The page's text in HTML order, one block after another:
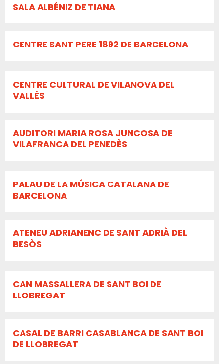
SALA ALBÉNIZ DE TIANA
CENTRE SANT PERE 1892 DE BARCELONA
CENTRE CULTURAL DE VILANOVA DEL
VALLÉS
AUDITORI MARIA ROSA JUNCOSA DE
VILAFRANCA DEL PENEDÈS
PALAU DE LA MÚSICA CATALANA DE
BARCELONA
ATENEU ADRIANENC DE SANT ADRIÀ DEL
BESÒS
CAN MASSALLERA DE SANT BOI DE
LLOBREGAT
CASAL DE BARRI CASABLANCA DE SANT BOI
DE LLOBREGAT